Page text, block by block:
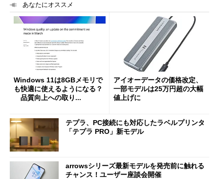
あなたにオススメ
Windows 11は8GBメモリで
も快適に使えるようになる？
品質向上への取り...
アイオーデータの価格改定、
一部モデルは25万円超の大幅
値上げに
テプラ、PC接続にも対応したラベルプリンタ
「テプラ PRO」新モデル
arrowsシリーズ最新モデルを発売前に触れる
チャンス！ユーザー座談会開催